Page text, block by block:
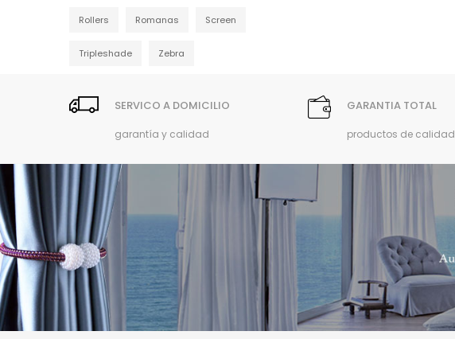
Rollers Romanas Screen
Tripleshade Zebra
SERVICO A DOMICILIO
garantía y calidad
GARANTIA TOTAL
productos de calidad